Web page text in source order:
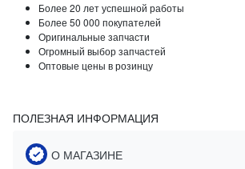
Более 20 лет успешной работы
Более 50 000 покупателей
Оригинальные запчасти
Огромный выбор запчастей
Оптовые цены в розинцу
ПОЛЕЗНАЯ ИНФОРМАЦИЯ
О МАГАЗИНЕ